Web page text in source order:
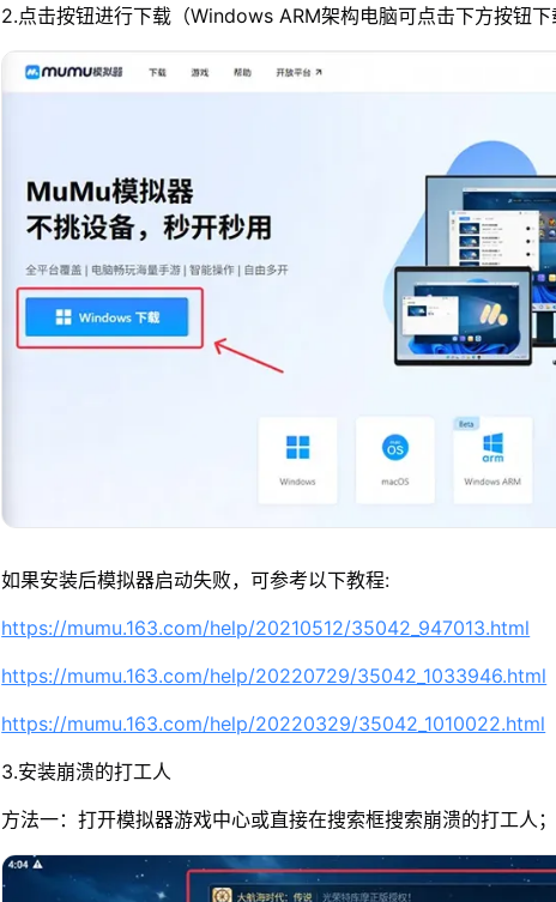
2.点击按钮进行下载（Windows ARM架构电脑可点击下方按钮下
如果安装后模拟器启动失败，可参考以下教程:
https://mumu.163.com/help/20210512/35042_947013.html
https://mumu.163.com/help/20220729/35042_1033946.html
https://mumu.163.com/help/20220329/35042_1010022.html
3.安装崩溃的打工人
方法一：打开模拟器游戏中心或直接在搜索框搜索崩溃的打工人；